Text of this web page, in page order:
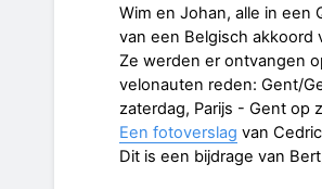
Wim en Johan, alle in een
van een Belgisch akkoord
Ze werden er ontvangen
velonauten reden: Gent/
zaterdag, Parijs - Gent op
Een fotoverslag van
Dit is een bijdrage van